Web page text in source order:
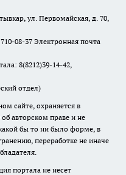
ул. Первомайская, д. 70,
08-37Электронная почта
8(8212)39-14-42,
отдел)
сайте, охраняется в
авторском праве и не
бы то ни было форме, в
переработке не иначе
портала не несет